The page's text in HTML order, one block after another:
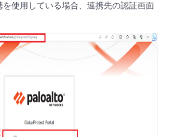
使用している場合、連携先の認証画面